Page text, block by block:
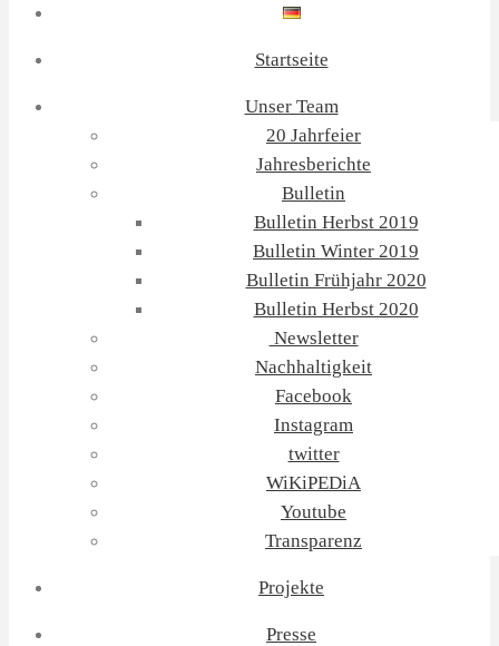
Startseite
Unser Team
20 Jahrfeier
Jahresberichte
Bulletin
Bulletin Herbst 2019
Bulletin Winter 2019
Bulletin Frühjahr 2020
Bulletin Herbst 2020
Newsletter
Nachhaltigkeit
Facebook
Instagram
twitter
WiKiPEDiA
Youtube
Transparenz
Projekte
Presse